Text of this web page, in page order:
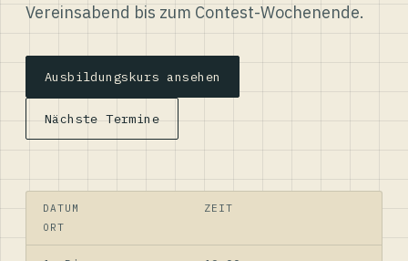
Vereinsabend bis zum Contest-Wochenende.
Ausbildungskurs ansehen
Nächste Termine
DATUM
ZEIT
ORT